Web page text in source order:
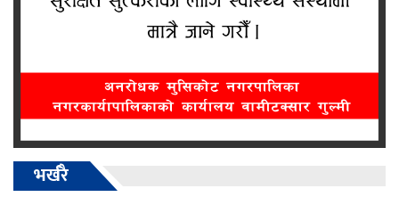
भर्खरै